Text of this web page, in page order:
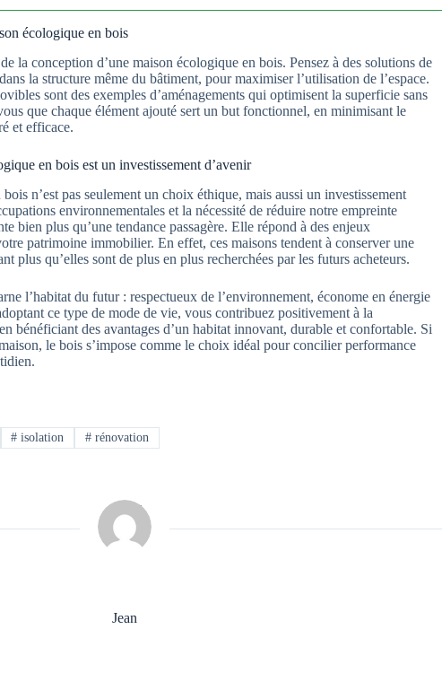
écologique en bois
la conception d’une maison écologique en bois. Pensez à des solutions de
la structure même du bâtiment, pour maximiser l’utilisation de l’espace.
sont des exemples d’aménagements qui optimisent la superficie sans
que chaque élément ajouté sert un but fonctionnel, en minimisant le
et efficace.
en bois est un investissement d’avenir
n’est pas seulement un choix éthique, mais aussi un investissement
environnementales et la nécessité de réduire notre empreinte
bien plus qu’une tendance passagère. Elle répond à des enjeux
patrimoine immobilier. En effet, ces maisons tendent à conserver une
plus qu’elles sont de plus en plus recherchées par les futurs acheteurs.
l’habitat du futur : respectueux de l’environnement, économe en énergie
ce type de mode de vie, vous contribuez positivement à la
bénéficiant des avantages d’un habitat innovant, durable et confortable. Si
le bois s’impose comme le choix idéal pour concilier performance
# isolation # rénovation
Jean